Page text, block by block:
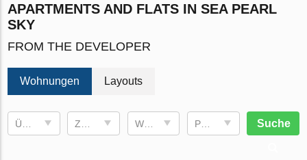
APARTMENTS AND FLATS IN SEA PEARL
SKY
FROM THE DEVELOPER
Wohnungen Layouts
Wohnfläche Preis, € Suche